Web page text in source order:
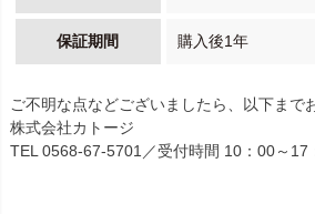
保証期間 購入後1年
ご不明な点などございましたら、以下まで
株式会社カトージ
TEL 0568-67-5701／受付時間 10：00～17